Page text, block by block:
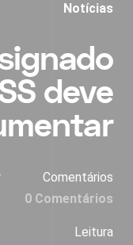
Notícias
deve
Comentários
0 Comentários
Leitura